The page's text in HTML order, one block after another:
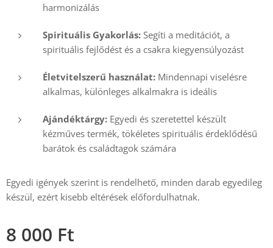
harmonizálás
Spirituális Gyakorlás: Segíti a meditációt, a
spirituális fejlődést és a csakra kiegyensúlyozást
Életvitelszerű használat: Mindennapi viselésre
alkalmas, különleges alkalmakra is ideális
Ajándéktárgy: Egyedi és szeretettel készült
kézműves termék, tökéletes spirituális érdeklődésű
barátok és családtagok számára
Egyedi igények szerint is rendelhető, minden darab egyedileg
készül, ezért kisebb eltérések előfordulhatnak.
8 000 Ft